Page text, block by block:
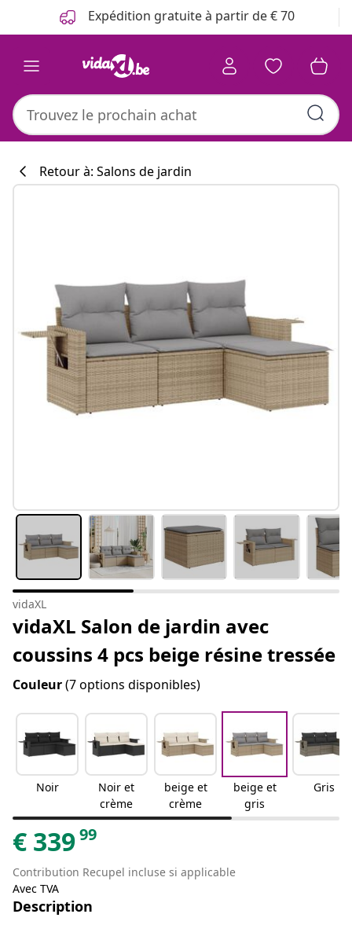
Expédition gratuite à partir de € 70
Retour à: Salons de jardin
vidaXL
vidaXL Salon de jardin avec
coussins 4 pcs beige résine tressée
Couleur(7 options disponibles)
Noir
Noir et
crème
beige et
crème
beige et
gris
Gris
€ 33999
Contribution Recupel incluse si applicable
Avec TVA
Description